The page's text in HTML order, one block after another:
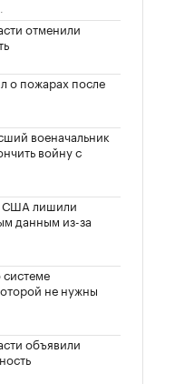
отменили
о пожарах после
военачальник
войну с
США лишили
данным из-за
не нужны
объявили